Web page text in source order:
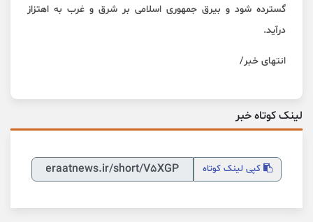
گسترده شود و بیرق جمهوری اسلامی بر شرق و غرب به اهتزاز
درآید.
انتهای خبر/
لینک کوتاه خبر
کپی لینک کوتاه